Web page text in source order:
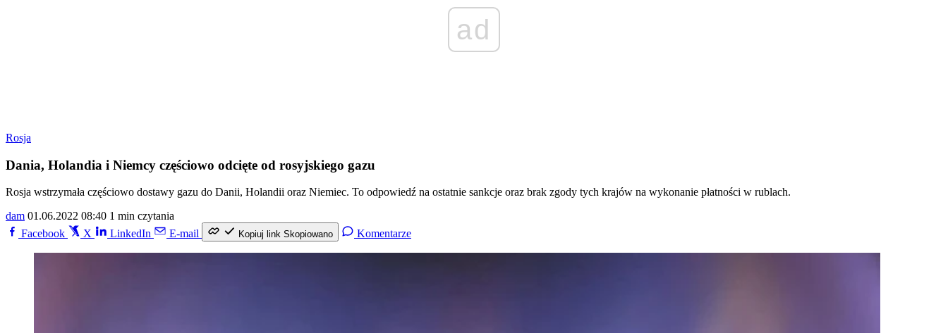
ad
Rosja
Dania, Holandia i Niemcy częściowo odcięte od rosyjskiego gazu
Rosja wstrzymała częściowo dostawy gazu do Danii, Holandii oraz Niemiec. To odpowiedź na ostatnie sankcje oraz brak zgody tych krajów na wykonanie płatności w rublach.
dam 01.06.2022 08:40 1 min czytania
Facebook
X LinkedIn E-mail Kopiuj link Skopiowano Komentarze